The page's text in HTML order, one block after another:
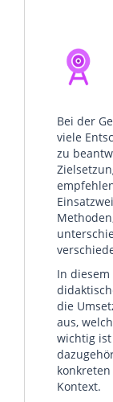
Bei der
viele
zu
In
die
aus,
wichtig
Kontext.